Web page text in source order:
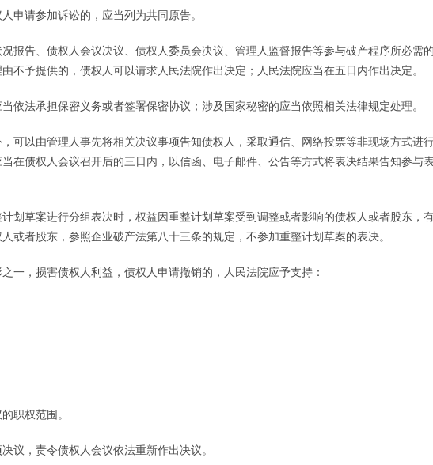
请参加诉讼的，应当列为共同原告。
告、债权人会议决议、债权人委员会决议、管理人监督报告等参与破产程序所必需的
不予提供的，债权人可以请求人民法院作出决定；人民法院应当在五日内作出决定。
法承担保密义务或者签署保密协议；涉及国家秘密的应当依照相关法律规定处理。
以由管理人事先将相关决议事项告知债权人，采取通信、网络投票等非现场方式进
在债权人会议召开后的三日内，以信函、电子邮件、公告等方式将表决结果告知参与表
草案进行分组表决时，权益因重整计划草案受到调整或者影响的债权人或者股东，
或者股东，参照企业破产法第八十三条的规定，不参加重整计划草案的表决。
，损害债权人利益，债权人申请撤销的，人民法院应予支持：
职权范围。
，责令债权人会议依法重新作出决议。